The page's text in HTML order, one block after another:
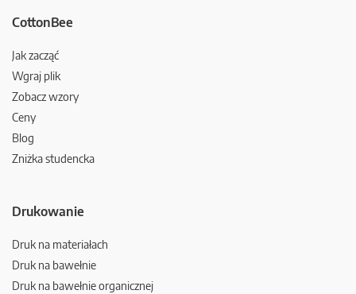
CottonBee
Jak zacząć
Wgraj plik
Zobacz wzory
Ceny
Blog
Zniżka studencka
Drukowanie
Druk na materiałach
Druk na bawełnie
Druk na bawełnie organicznej